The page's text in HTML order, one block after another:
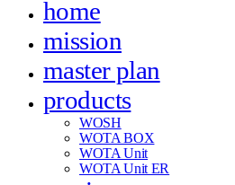
home
mission
master plan
products
WOSH
WOTA BOX
WOTA Unit
WOTA Unit ER